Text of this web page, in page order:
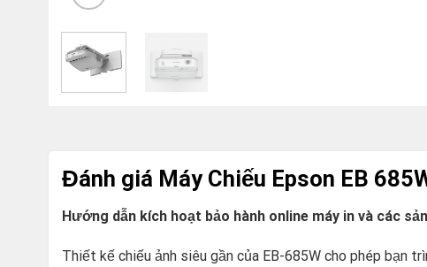
Đánh giá Máy Chiếu Epson EB
Hướng dẫn kích hoạt bảo hành online máy in và các
Thiết kế chiếu ảnh siêu gần của EB-685W cho phép bạn